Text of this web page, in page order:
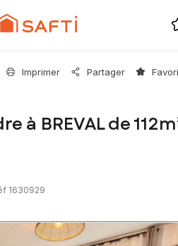
Imprimer Partager
à BREVAL de
1630929